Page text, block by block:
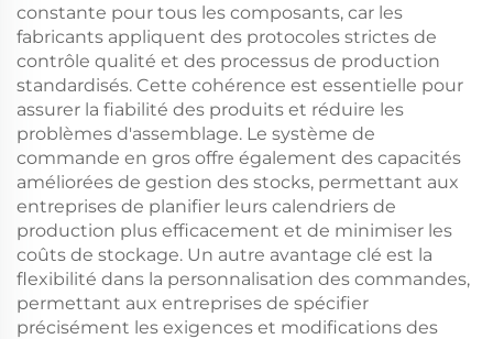
constante pour tous les composants, car les
fabricants appliquent des protocoles strictes de
contrôle qualité et des processus de production
standardisés. Cette cohérence est essentielle pour
assurer la fiabilité des produits et réduire les
problèmes d'assemblage. Le système de
commande en gros offre également des capacités
améliorées de gestion des stocks, permettant aux
entreprises de planifier leurs calendriers de
production plus efficacement et de minimiser les
coûts de stockage. Un autre avantage clé est la
flexibilité dans la personnalisation des commandes,
permettant aux entreprises de spécifier
précisément les exigences et modifications des